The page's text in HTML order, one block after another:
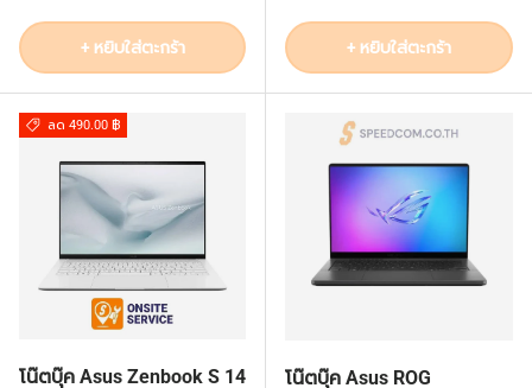
+ หยิบใส่ตะกร้า + หยิบใส่ตะกร้า
ลด 490.00 ฿
โน๊ตบุ๊ค Asus Zenbook S 14 โน๊ตบุ๊ค Asus ROG